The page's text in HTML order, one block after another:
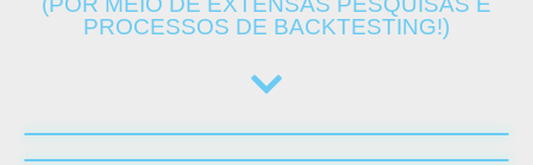
PROCESSOS DE BACKTESTING!)